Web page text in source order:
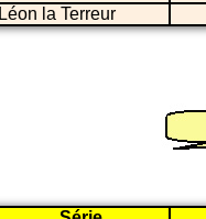
Léon la Terreur